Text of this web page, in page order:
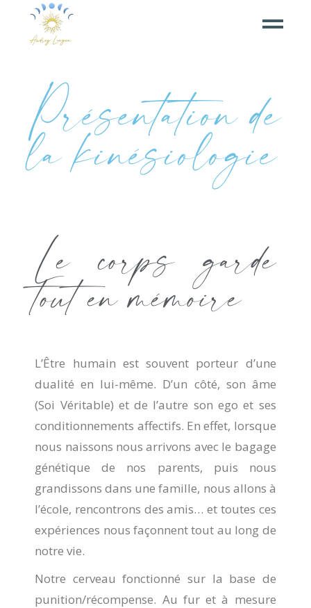
Présentation de
la kinésiologie
Le corps garde
tout en mémoire
L’Être humain est souvent porteur d’une
dualité en lui-même. D’un côté, son âme
(Soi Véritable) et de l’autre son ego et ses
conditionnements affectifs. En effet, lorsque
nous naissons nous arrivons avec le bagage
génétique de nos parents, puis nous
grandissons dans une famille, nous allons à
l’école, rencontrons des amis… et toutes ces
expériences nous façonnent tout au long de
notre vie.
Notre cerveau fonctionné sur la base de
punition/récompense. Au fur et à mesure